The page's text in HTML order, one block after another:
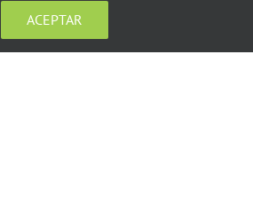
LAS REDES SOCIALES
ACEPTAR